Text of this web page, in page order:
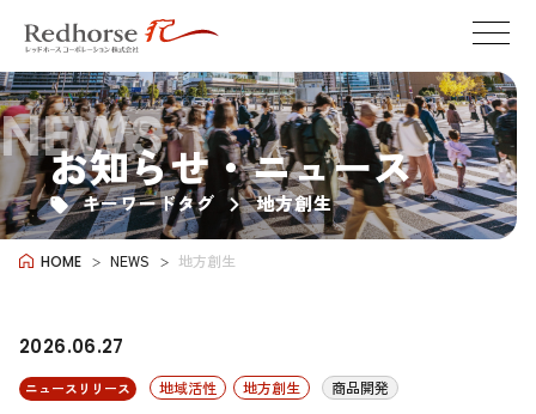
NEWS
お知らせ・ニュース
キーワードタグ 地方創生
HOME NEWS 地方創生
2026.06.27
ニュースリリース 地域活性 地方創生 商品開発